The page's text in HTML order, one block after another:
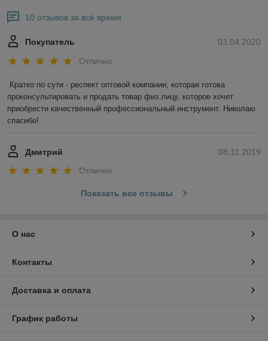
10 отзывов за всё время
03.04.2020
Покупатель
Отлично
Кратко по сути - респект оптовой компании, которая готова
проконсультировать и продать товар физ.лицу, которое хочет
приобрести качественный профессиональный инструмент. Николаю
спасибо!
08.11.2019
Дмитрий
Отлично
Показать все отзывы
О нас
Контакты
Доставка и оплата
График работы